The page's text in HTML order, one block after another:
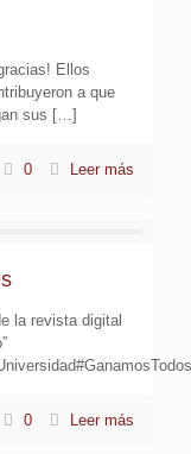
Ellos
a que
sus […]
0 Leer más
la revista digital
0 Leer más